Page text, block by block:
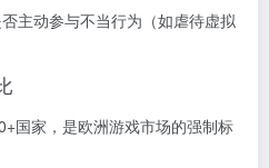
否主动参与不当行为（如虐待虚拟
国家，是欧洲游戏市场的强制标